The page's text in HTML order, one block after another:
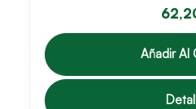
Añadir Al